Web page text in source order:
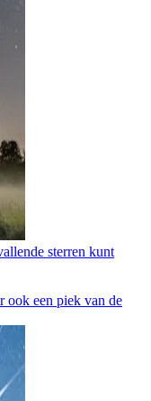
sterren kunt
ook een piek van de